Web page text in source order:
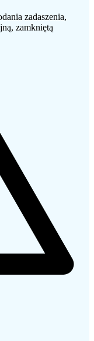
zadaszenia,
zamkniętą